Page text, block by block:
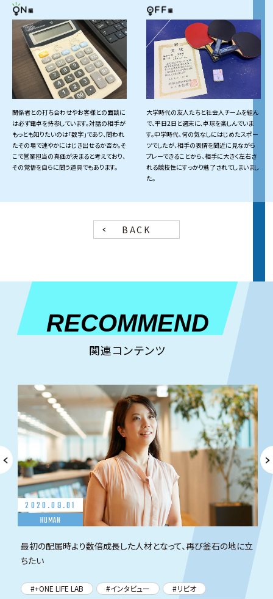
関係者との打ち合わせやお客様との面談に
は必ず電卓を持参しています。対話の相手が
もっとも知りたいのは「数字」であり、問われ
たその場で速やかにはじき出せるか否か。そ
こで営業担当の真価が決まると考えており、
その覚悟を自らに問う道具でもあります。
大学時代の友人たちと社会人チームを組ん
で、平日2日と週末に、卓球を楽しんでいま
す。中学時代、何の気なしにはじめたスポー
ツでしたが、相手の表情を間近に見ながら
プレーできることから、相手に大きく左右さ
れる競技性にすっかり魅了されてしまいまし
た。
BACK
RECOMMEND
関連コンテンツ
2020.09.01
HUMAN
最初の配属時より数倍成長した人材となって、再び釜石の地に立
ちたい
+ONE LIFE LAB インタビュー
リビオ